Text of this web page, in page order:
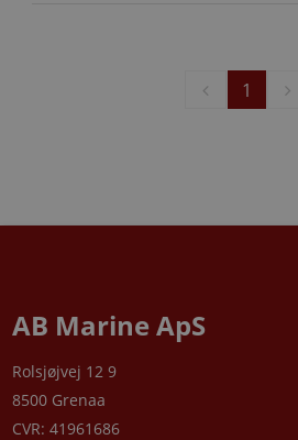
1
AB Marine ApS
Rolsjøjvej 12 9
8500 Grenaa
CVR: 41961686